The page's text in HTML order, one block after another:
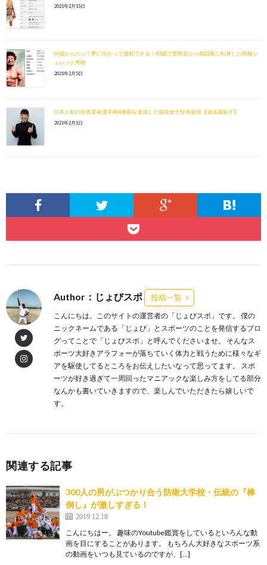
2021年2月15日
何歳からだって夢に向かって挑戦できる！43歳で警察官から格闘家に転身した関根シ
ュレック秀樹
2021年2月5日
日本人初の世界柔術選手権4連覇を達成した寝技女子世界最強【湯浅麗歌子】
2021年2月1日
Author：じょびスポ 投稿一覧
こんにちは。このサイトの運営者の「じょびスポ」です。 僕の
ニックネームである「じょび」とスポーツのことを発信するブロ
グってことで「じょびスポ」と呼んでくださいませ。 そんなス
ポーツ大好きアラフォーが落ちていく体力と戦うために様々なギ
アを駆使してるところをお伝えしたいなって思ってます。 スポ
ーツが好き過ぎて一周回ったマニアックな楽しみ方をしてる部分
なんかも書いていきますので、楽しんでいただきたら嬉しいで
す。
関連する記事
300人の男がぶつかり合う防衛大学校・伝統の『棒
倒し』が激しすぎる！
2019.12.18
こんにちはー。 趣味のYoutube鑑賞をしているといろんな動
画を目にすることがあります。 もちろん大好きなスポーツ系
の動画をいつも見ているのですが、[…]